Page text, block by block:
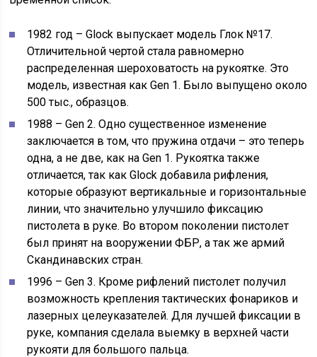
1982 год – Glock выпускает модель Глок №17.
Отличительной чертой стала равномерно
распределенная шероховатость на рукоятке. Это
модель, известная как Gen 1. Было выпущено около
500 тыс., образцов.
1988 – Gen 2. Одно существенное изменение
заключается в том, что пружина отдачи – это теперь
одна, а не две, как на Gen 1. Рукоятка также
отличается, так как Glock добавила рифления,
которые образуют вертикальные и горизонтальные
линии, что значительно улучшило фиксацию
пистолета в руке. Во втором поколении пистолет
был принят на вооружении ФБР, а так же армий
Скандинавских стран.
1996 – Gen 3. Кроме рифлений пистолет получил
возможность крепления тактических фонариков и
лазерных целеуказателей. Для лучшей фиксации в
руке, компания сделала выемку в верхней части
рукояти для большого пальца.